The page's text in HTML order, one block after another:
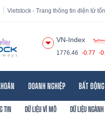
Vietstock - Trang thông tin điện tử
VN-Index
1776.46 -0.77 -
DOANH NGHIỆP BẤT
TIN DỮ LIỆU VĨ MÔ DỮ LIỆU NGÀNH